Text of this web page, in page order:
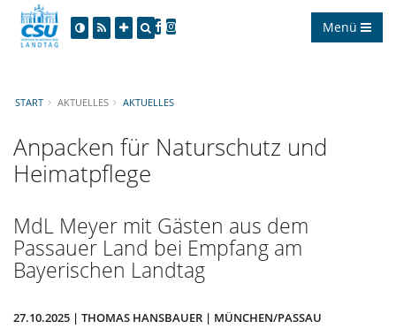
Menü
START AKTUELLES AKTUELLES
Anpacken für Naturschutz und
Heimatpflege
MdL Meyer mit Gästen aus dem
Passauer Land bei Empfang am
Bayerischen Landtag
27.10.2025 | THOMAS HANSBAUER | MÜNCHEN/PASSAU